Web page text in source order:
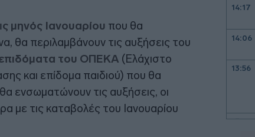
μηνός Ιανουαρίου που θα
θα περιλαμβάνουν τις αυξήσεις του
του ΟΠΕΚΑ (Ελάχιστο
και επίδομα παιδιού) που θα
ενσωματώνουν τις αυξήσεις, οι
με τις καταβολές του Ιανουαρίου
14:17
14:06
13:56
13:42